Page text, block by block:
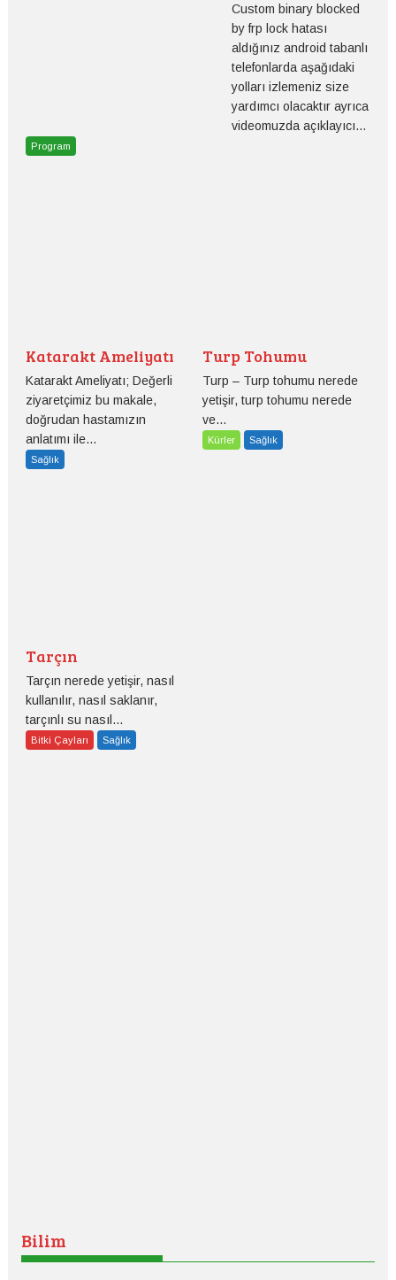
Custom binary blocked
by frp lock hatası
aldığınız android tabanlı
telefonlarda aşağıdaki
yolları izlemeniz size
yardımcı olacaktır ayrıca
videomuzda açıklayıcı...
Program
Katarakt Ameliyatı
Katarakt Ameliyatı; Değerli
ziyaretçimiz bu makale,
doğrudan hastamızın
anlatımı ile...
Sağlık
Turp Tohumu
Turp – Turp tohumu nerede
yetişir, turp tohumu nerede
ve...
Kürler Sağlık
Tarçın
Tarçın nerede yetişir, nasıl
kullanılır, nasıl saklanır,
tarçınlı su nasıl...
Bitki Çayları Sağlık
Bilim